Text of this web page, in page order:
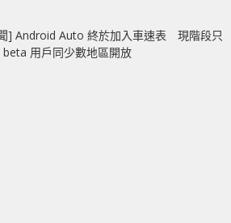
] Android Auto 終於加入車速表 現階段只
beta 用戶同少數地區開放